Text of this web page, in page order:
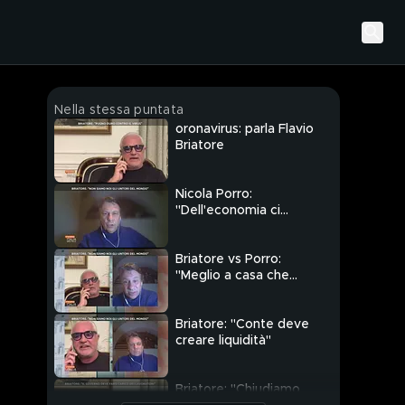
Nella stessa puntata
oronavirus: parla Flavio
Briatore
Nicola Porro:
"Dell'economia ci
Briatore vs Porro:
"Meglio a casa che
Briatore: "Conte deve
creare liquidità"
Briatore: "Chiudiamo